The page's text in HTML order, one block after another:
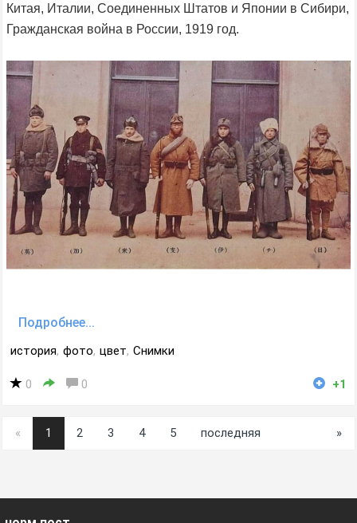
Китая, Италии, Соединенных Штатов и Японии в Сибири,
Гражданская война в России, 1919 год.
Подробнее...
история, фото, цвет, Снимки
0 0 +1
« 1 2 3 4 5 последняя »